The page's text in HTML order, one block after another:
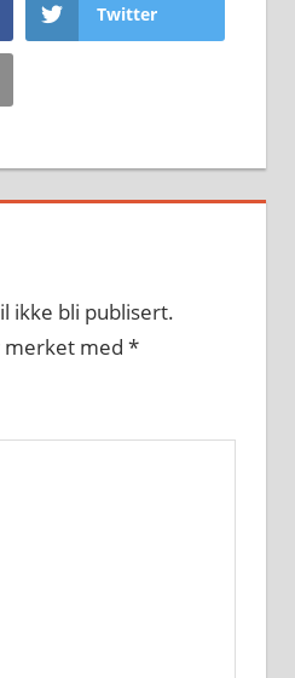
Twitter
ikke bli publisert.
merket med *